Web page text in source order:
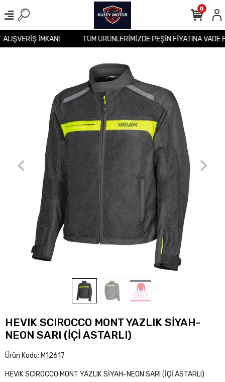
ALIŞVERİŞ İMKANI TÜM ÜRÜNLERİMİZDE PEŞİN FİYATINA
0
HEVIK SCIROCCO MONT YAZLIK SİYAH-
NEON SARI (İÇİ ASTARLI)
Ürün Kodu: M12617
HEVIK SCIROCCO MONT YAZLIK SİYAH-NEON SARI (İÇİ ASTARLI)